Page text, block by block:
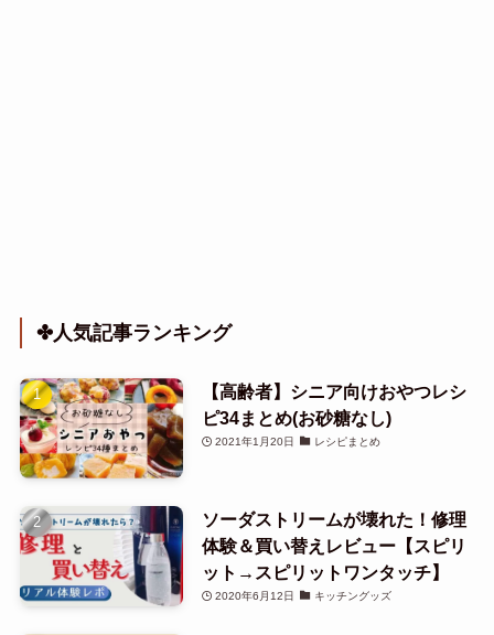
✤人気記事ランキング
【高齢者】シニア向けおやつレシ
ピ34まとめ(お砂糖なし)
2021年1月20日 レシピまとめ
ソーダストリームが壊れた！修理
体験＆買い替えレビュー【スピリ
ット→スピリットワンタッチ】
2020年6月12日 キッチングッズ